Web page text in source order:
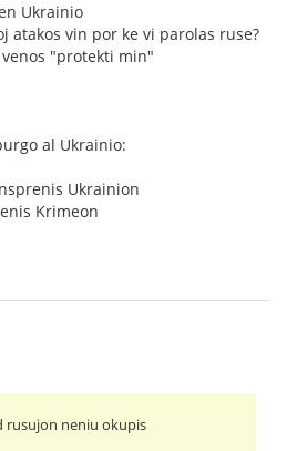
Ukrainio
atakos vin por ke vi parolas ruse?
"protekti min"
al Ukrainio:
Ukrainion
Krimeon
rusujon neniu okupis